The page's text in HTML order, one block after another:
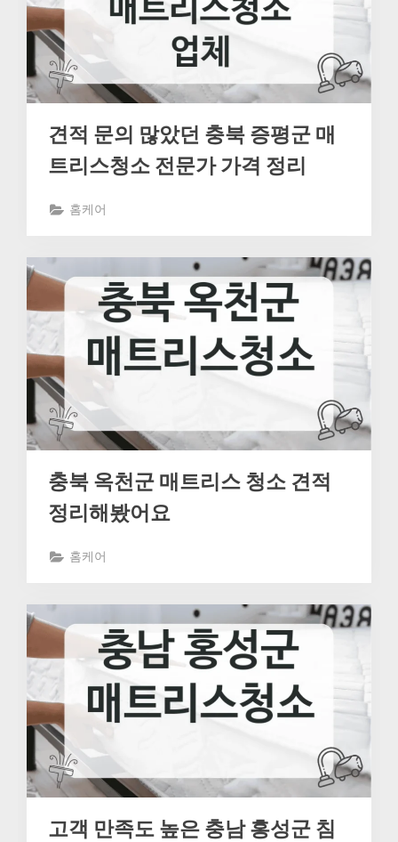
견적 문의 많았던 충북 증평군 매
트리스청소 전문가 가격 정리
홈케어
충북 옥천군 매트리스 청소 견적
정리해봤어요
홈케어
고객 만족도 높은 충남 홍성군 침